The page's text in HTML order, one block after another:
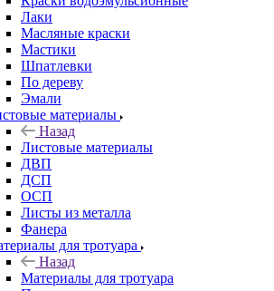
Лаки
Масляные краски
Мастики
Шпатлевки
По дереву
Эмали
материалы
Назад
Листовые материалы
ДВП
ДСП
ОСП
Листы из металла
Фанера
для тротуара
Назад
Материалы для тротуара